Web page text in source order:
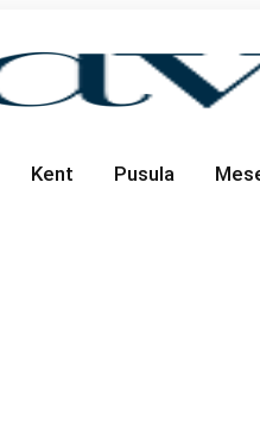
Kent Pusula